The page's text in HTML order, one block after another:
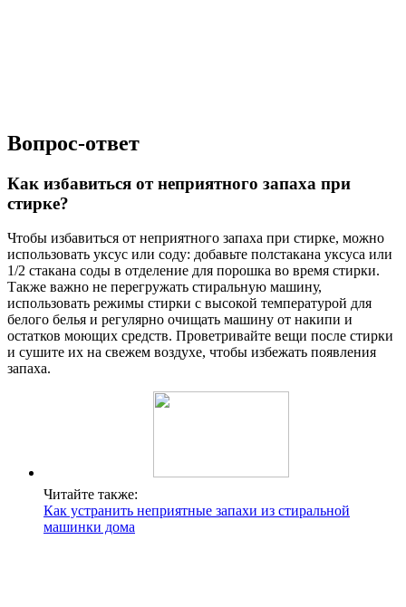
Вопрос-ответ
Как избавиться от неприятного запаха при
стирке?
Чтобы избавиться от неприятного запаха при стирке, можно
использовать уксус или соду: добавьте полстакана уксуса или
1/2 стакана соды в отделение для порошка во время стирки.
Также важно не перегружать стиральную машину,
использовать режимы стирки с высокой температурой для
белого белья и регулярно очищать машину от накипи и
остатков моющих средств. Проветривайте вещи после стирки
и сушите их на свежем воздухе, чтобы избежать появления
запаха.
Читайте также:
Как устранить неприятные запахи из стиральной
машинки дома